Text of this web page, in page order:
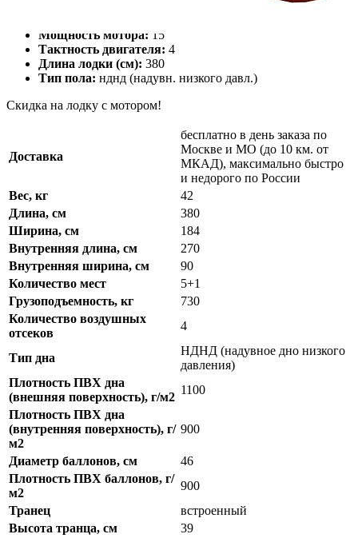
Мощность мотора: 15
Тактность двигателя: 4
Длина лодки (см): 380
Тип пола: нднд (надувн. низкого давл.)
Скидка на лодку с мотором!
Доставка
бесплатно в день заказа по
Москве и МО (до 10 км. от
МКАД), максимально быстро
и недорого по России
Вес, кг
42
Длина, см
380
Ширина, см
184
Внутренняя длина, см
270
Внутренняя ширина, см
90
Количество мест
5+1
Грузоподъемность, кг
730
Количество воздушных
отсеков
4
Тип дна
НДНД (надувное дно низкого
давления)
Плотность ПВХ дна
(внешняя поверхность), г/м2
1100
Плотность ПВХ дна
(внутренняя поверхность), г/
м2
900
Диаметр баллонов, см
46
Плотность ПВХ баллонов, г/
м2
900
Транец
встроенный
Высота транца, см
39